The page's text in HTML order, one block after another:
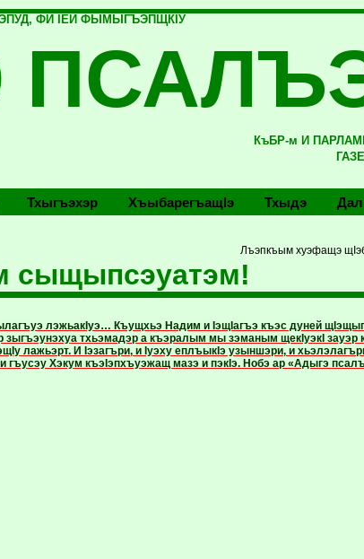
ФИ IЕЙ ФЫМЫГЪЭПЩКIУ
КъБР-м И
Тхыгъэхэр Хъыбарегъащlэ Тхыдэ
Лъэпкъым хуэфащэ
сыщыпсэуатэм!
лэжьакIуэ… Къущхьэ Надим и IэщIагъэ къэс дуней
тхьэмадэр а къэралым мы зэманым щекIуэкI зауэр
лажьэрт. И Iэзагъри, и Iуэху еплъыкIэ узыншэри, и
гъусэу Хэкум къэ­Iэп­хъуэжащ мазэ и пэкIэ. Нобэ ар «Адыгэ